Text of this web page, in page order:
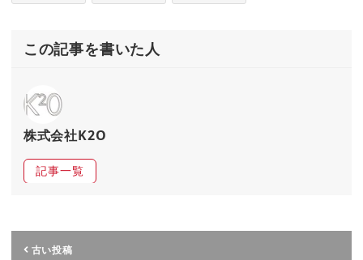
この記事を書いた人
株式会社K2O
記事一覧
古い投稿